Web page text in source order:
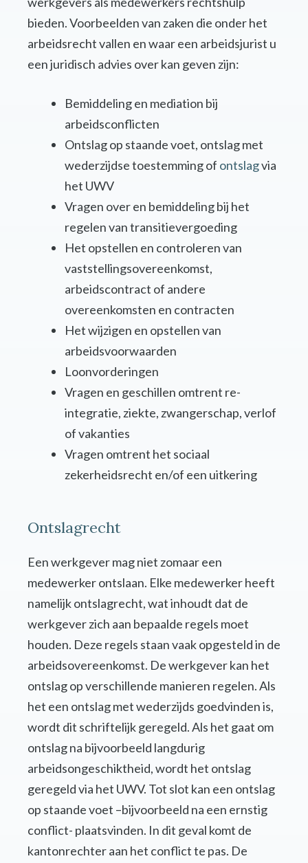
bieden. Voorbeelden van zaken die onder het
arbeidsrecht vallen en waar een arbeidsjurist u
een juridisch advies over kan geven zijn:
Bemiddeling en mediation bij
arbeidsconflicten
Ontslag op staande voet, ontslag met
wederzijdse toestemming of ontslagvia
het UWV
Vragen over en bemiddeling bij het
regelen van transitievergoeding
Het opstellen en controleren van
vaststellingsovereenkomst,
arbeidscontract of andere
overeenkomsten en contracten
Het wijzigen en opstellen van
arbeidsvoorwaarden
Loonvorderingen
Vragen en geschillen omtrent re-
integratie, ziekte, zwangerschap, verlof
of vakanties
Vragen omtrent het sociaal
zekerheidsrecht en/of een uitkering
Ontslagrecht
Een werkgever mag niet zomaar een
medewerker ontslaan. Elke medewerker heeft
namelijk ontslagrecht, wat inhoudt dat de
werkgever zich aan bepaalde regels moet
houden. Deze regels staan vaak opgesteld in de
arbeidsovereenkomst. De werkgever kan het
ontslag op verschillende manieren regelen. Als
het een ontslag met wederzijds goedvinden is,
wordt dit schriftelijk geregeld. Als het gaat om
ontslag na bijvoorbeeld langdurig
arbeidsongeschiktheid, wordt het ontslag
geregeld via het UWV. Tot slot kan een ontslag
op staande voet –bijvoorbeeld na een ernstig
conflict- plaatsvinden. In dit geval komt de
kantonrechter aan het conflict te pas. De